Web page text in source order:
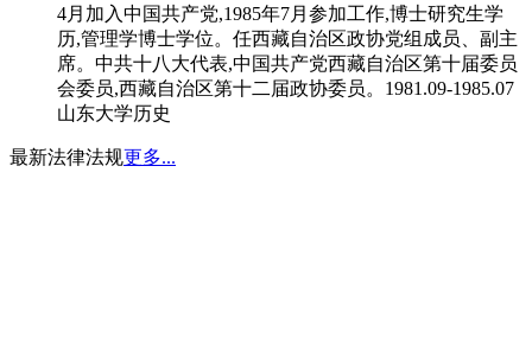
4月加入中国共产党,1985年7月参加工作,博士研究生学
历,管理学博士学位。任西藏自治区政协党组成员、副主
席。中共十八大代表,中国共产党西藏自治区第十届委员
会委员,西藏自治区第十二届政协委员。1981.09-1985.07
山东大学历史
最新法律法规更多...